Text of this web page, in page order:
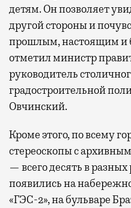
детям. Он позволяет
другой стороны и
прошлым, настоящим
отметил министр
руководитель
градостроительной
Овчинский.
Кроме этого, по всему
стереоскопы с
— всего десять в
появились на
«ГЭС-2», на бульваре